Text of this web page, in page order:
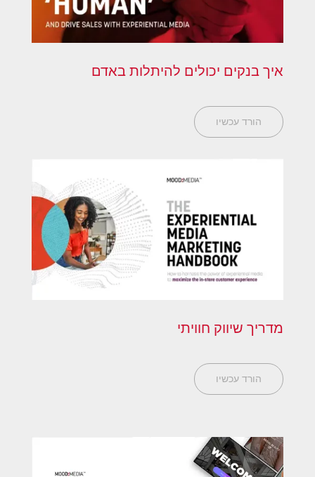
איך בנקים יכולים להיתלות באדם
הורד עכשיו
מדריך שיווק חוויתי
הורד עכשיו